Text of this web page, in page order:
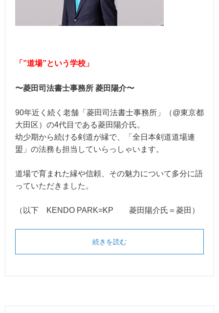
「”道場”という学校」
〜菱田司法書士事務所 菱田陽介〜
90年近く続く老舗「菱田司法書士事務所」（@東京都
大田区）の4代目である菱田陽介氏。
幼少期から続ける剣道が縁で、「全日本剣道道場連
盟」の法務も担当していらっしゃいます。
道場で育まれた縁や信頼、その魅力について多分に語
っていただきました。
（以下 KENDO PARK=KP 菱田陽介氏＝菱田）
続きを読む